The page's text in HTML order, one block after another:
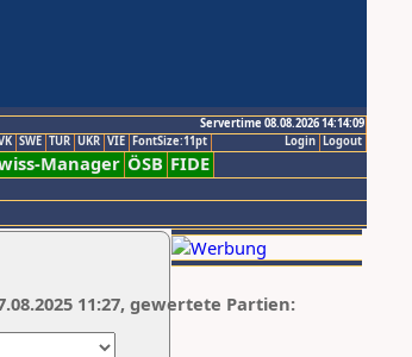
Servertime 08.08.2026 14:14:09
Logout
Login
SWE TUR UKR VIE FontSize:11pt
Manager ÖSB FIDE
11:27, gewertete Partien: